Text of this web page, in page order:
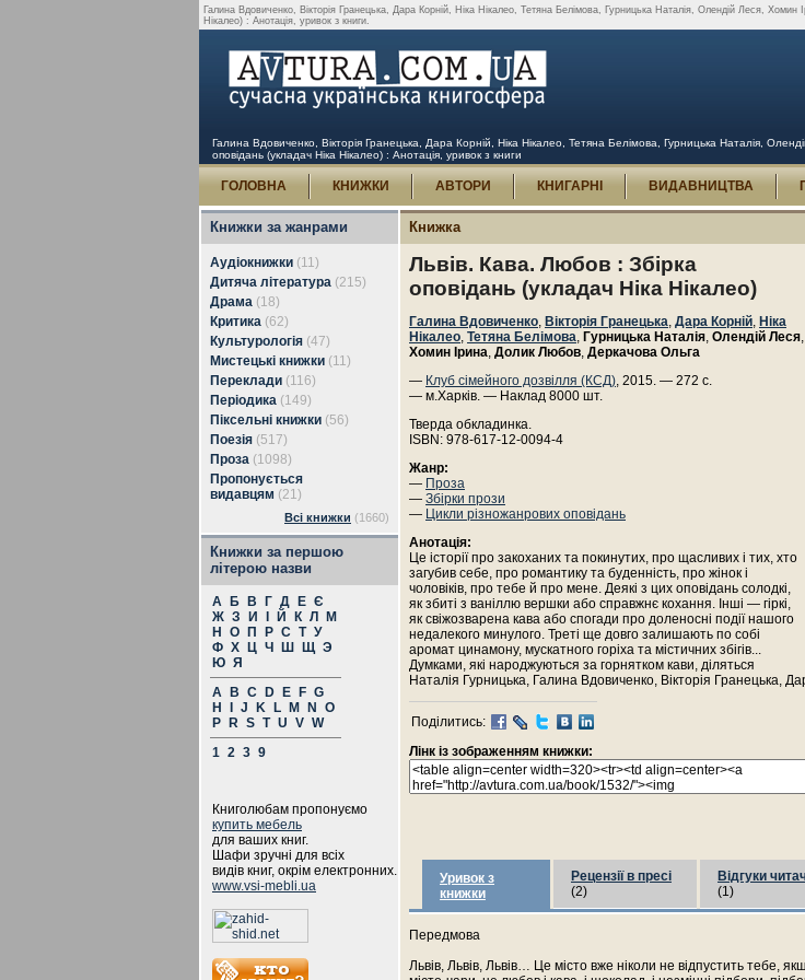
Галина Вдовиченко, Вікторія Гранецька, Дара Корній, Ніка Нікалео, Тетяна Белімова, Гурницька Наталія, Олендій Леся,
Нікалео) : Анотація, уривок з книги.
Галина Вдовиченко, Вікторія Гранецька, Дара Корній, Ніка Нікалео, Тетяна Белімова, Гурницька Наталія,
оповідань (укладач Ніка Нікалео) : Анотація, уривок з книги
ГОЛОВНА КНИЖКИ АВТОРИ КНИГАРНІ ВИДАВНИЦТВА
Книжки за жанрами
Аудіокнижки (11)
Дитяча література (215)
Драма (18)
Критика (62)
Культурологія (47)
Мистецькі книжки (11)
Переклади (116)
Періодика (149)
Піксельні книжки (56)
Поезія (517)
Проза (1098)
Пропонується
видавцям (21)
Всі книжки (1660)
Книжки за першою
літерою назви
А Б В Г Д Е Є
Ж З И Й К Л
М
Н
О П Р С Т У
Ф Х Ц Ч Ш Щ Э
Ю Я
A
B C D E F G
H
J K L M N
O
P
R S T U V W
1 2 3 9
Книголюбам пропонуємо
купить мебель
для ваших книг.
Шафи зручні для всіх
видів книг, окрім електронних.
www.vsi-mebli.ua
Книжка
Львів. Кава. Любов : Збірка
оповідань (укладач Ніка Нікалео)
Галина Вдовиченко, Вікторія Гранецька, Дара Корній, Ніка
Нікалео, Тетяна Белімова, Гурницька Наталія, Олендій Леся,
Хомин Ірина, Долик Любов, Деркачова Ольга
— Клуб сімейного дозвілля (КСД), 2015. — 272 с.
— м.Харків. — Наклад 8000 шт.
Тверда обкладинка.
ISBN: 978-617-12-0094-4
Жанр:
— Проза
— Збірки прози
— Цикли різножанрових оповідань
Анотація:
Це історії про закоханих та покинутих, про щасливих і тих, хто
загубив себе, про романтику та буденність, про жінок і
чоловіків, про тебе й про мене. Деякі з цих оповідань солодкі,
як збиті з ваніллю вершки або справжнє кохання. Інші — гіркі,
як свіжозварена кава або спогади про доленосні події нашого
недалекого минулого. Треті ще довго залишають по собі
аромат цинамону, мускатного горіха та містичних збігів...
Думками, які народжуються за горнятком кави, діляться
Наталія Гурницька, Галина Вдовиченко, Вікторія Гранецька,
Поділитись:
Лінк із зображенням книжки:
Уривок з
книжки
Рецензії в пресі
(2)
Відгуки
(1)
Передмова
Львів, Львів, Львів… Це місто вже ніколи не відпустить тебе,